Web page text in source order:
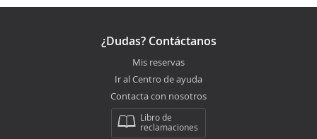
¿Dudas? Contáctanos
Mis reservas
Ir al Centro de ayuda
Contacta con nosotros
Libro de
reclamaciones